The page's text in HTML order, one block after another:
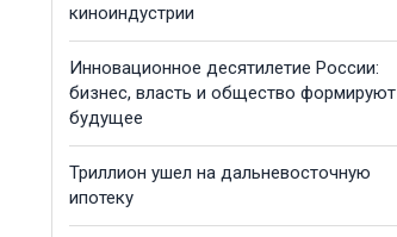
киноиндустрии
Инновационное десятилетие России:
бизнес, власть и общество формируют
будущее
Триллион ушел на дальневосточную
ипотеку